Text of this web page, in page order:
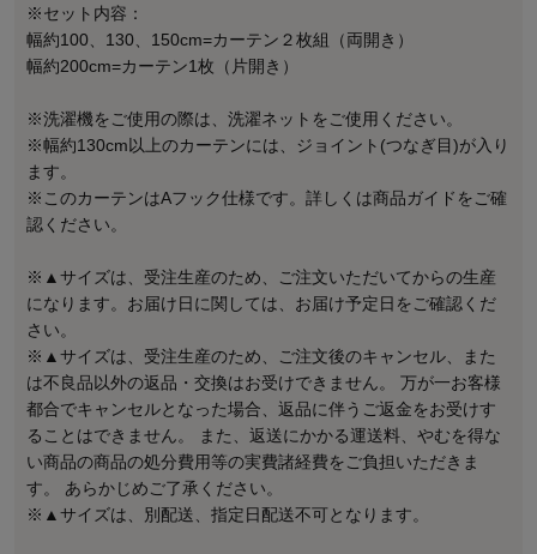
※セット内容：
幅約100、130、150cm=カーテン２枚組（両開き）
幅約200cm=カーテン1枚（片開き）
※洗濯機をご使用の際は、洗濯ネットをご使用ください。
※幅約130cm以上のカーテンには、ジョイント(つなぎ目)が入り
ます。
※このカーテンはAフック仕様です。詳しくは商品ガイドをご確
認ください。
※▲サイズは、受注生産のため、ご注文いただいてからの生産
になります。お届け日に関しては、お届け予定日をご確認くだ
さい。
※▲サイズは、受注生産のため、ご注文後のキャンセル、また
は不良品以外の返品・交換はお受けできません。 万が一お客様
都合でキャンセルとなった場合、返品に伴うご返金をお受けす
ることはできません。 また、返送にかかる運送料、やむを得な
い商品の商品の処分費用等の実費諸経費をご負担いただきま
す。 あらかじめご了承ください。
※▲サイズは、別配送、指定日配送不可となります。